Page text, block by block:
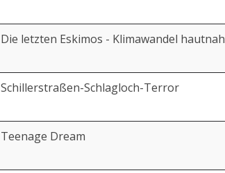
Die letzten Eskimos - Klimawandel hautnah
Schillerstraßen-Schlagloch-Terror
Teenage Dream